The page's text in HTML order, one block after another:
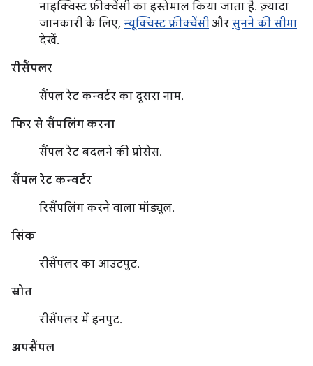
नाइक्विस्ट फ़्रीक्वेंसी का इस्तेमाल किया जाता है. ज़्यादा
जानकारी के लिए, न्यूक्विस्ट फ़्रीक्वेंसी और सुनने की सीमा
देखें.
रीसैंपलर
सैंपल रेट कन्वर्टर का दूसरा नाम.
फिर से सैंपलिंग करना
सैंपल रेट बदलने की प्रोसेस.
सैंपल रेट कन्वर्टर
रिसैंपलिंग करने वाला मॉड्यूल.
सिंक
रीसैंपलर का आउटपुट.
स्रोत
रीसैंपलर में इनपुट.
अपसैंपल